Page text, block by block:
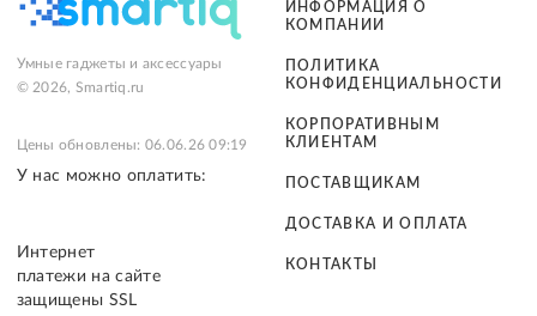
Умные гаджеты и аксессуары
© 2026, Smartiq.ru
Цены обновлены: 06.06.26 09:19
У нас можно оплатить:
Интернет
платежи на сайте
защищены SSL
ИНФОРМАЦИЯ О
КОМПАНИИ
ПОЛИТИКА
КОНФИДЕНЦИАЛЬНОСТИ
КОРПОРАТИВНЫМ
КЛИЕНТАМ
ПОСТАВЩИКАМ
ДОСТАВКА И ОПЛАТА
КОНТАКТЫ